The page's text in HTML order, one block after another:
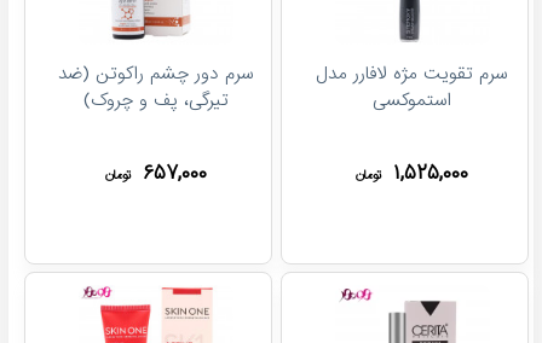
سرم تقویت مژه لافارر مدل
استموکسی
۱,۵۲۵,۰۰۰ تومان
سرم دور چشم راکوتن (ضد
تیرگی، پف و چروک)
۶۵۷,۰۰۰ تومان